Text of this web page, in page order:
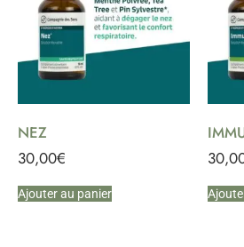
NEZ
30,00€
Ajouter au panier